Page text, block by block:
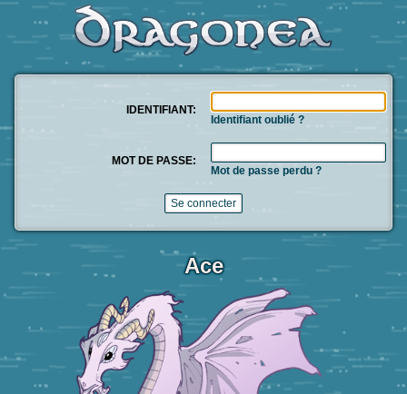
IDENTIFIANT:
Identifiant oublié ?
MOT DE PASSE:
Mot de passe perdu ?
Ace